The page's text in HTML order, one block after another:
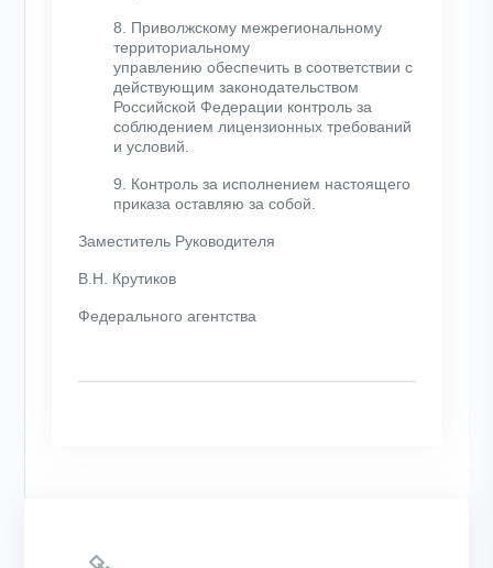
8. Приволжскому межрегиональному
территориальному
управлению обеспечить в соответствии с
действующим законодательством
Российской Федерации контроль за
соблюдением лицензионных требований
и условий.
9. Контроль за исполнением настоящего
приказа оставляю за собой.
Заместитель Руководителя
В.Н. Крутиков
Федерального агентства